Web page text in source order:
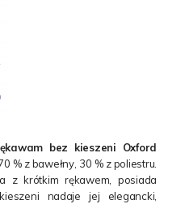
bez kieszeni Oxford
% z bawełny, 30 % z poliestru.
z krótkim rękawem, posiada
nadaje jej elegancki,